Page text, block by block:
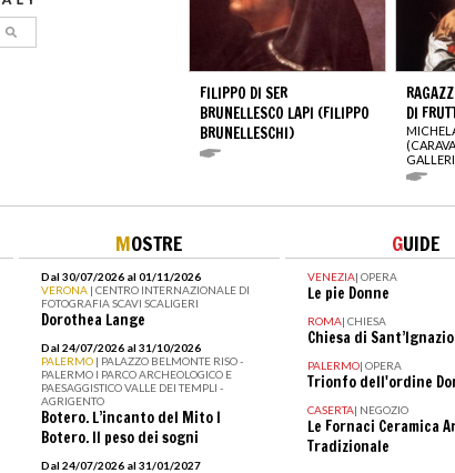
FILIPPO DI SER
BRUNELLESCO LAPI (FILIPPO
BRUNELLESCHI)
DI
MOSTRE
Dal 30/07/2026 al 01/11/2026
VERONA | CENTRO INTERNAZIONALE DI
FOTOGRAFIA SCAVI SCALIGERI
Dorothea Lange
Dal 24/07/2026 al 31/10/2026
PALERMO | PALAZZO BELMONTE RISO -
PALERMO I PARCO ARCHEOLOGICO E
PAESAGGISTICO VALLE DEI TEMPLI -
AGRIGENTO
Botero. L’incanto del Mito I
Botero. Il peso dei sogni
Dal 24/07/2026 al 31/01/2027
GUIDE
VENEZIA| OPERA
Le pie Donne
ROMA| CHIESA
Chiesa di
PALERMO| OPERA
Trionfo dell'ordine
CASERTA| NEGOZIO
Le Fornaci Ceramica
Tradizionale